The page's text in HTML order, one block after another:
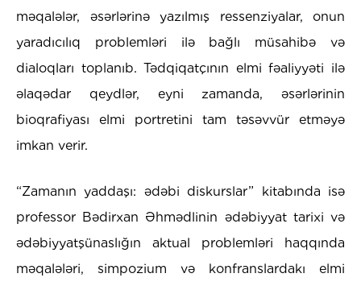
məqalələr, əsərlərinə yazılmış ressenziyalar, onun
yaradıcılıq problemləri ilə bağlı müsahibə və
dialoqları toplanıb. Tədqiqatçının elmi fəaliyyəti ilə
əlaqədar qeydlər, eyni zamanda, əsərlərinin
bioqrafiyası elmi portretini tam təsəvvür etməyə
imkan verir.
“Zamanın yaddaşı: ədəbi diskurslar” kitabında isə
professor Bədirxan Əhmədlinin ədəbiyyat tarixi və
ədəbiyyatşünaslığın aktual problemləri haqqında
məqalələri, simpozium və konfranslardakı elmi